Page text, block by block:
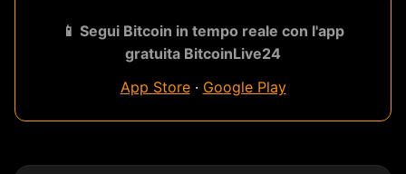
📱 Segui Bitcoin in tempo reale con l'app
gratuita BitcoinLive24
App Store· Google Play